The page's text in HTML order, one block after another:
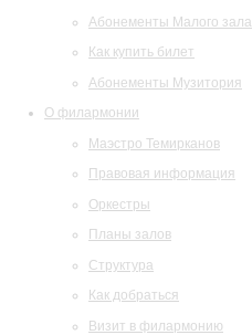
Абонементы Малого зала
Как купить билет
Абонементы Музитория
О филармонии
Маэстро Темирканов
Правовая информация
Оркестры
Планы залов
Структура
Как добраться
Визит в филармонию